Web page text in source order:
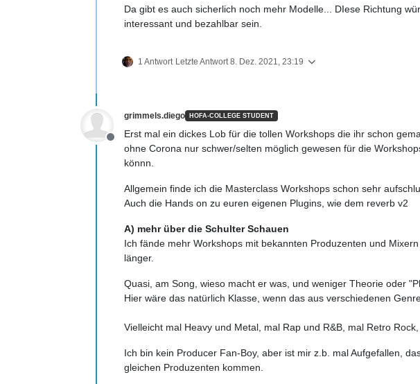
Da gibt es auch sicherlich noch mehr Modelle... DIese Richtung
interessant und bezahlbar sein.
1 Antwort Letzte Antwort 8. Dez. 2021, 23:19
Offline
grimmels.diego HOFA-COLLEGE STUDENT
Erst mal ein dickes Lob für die tollen Workshops die ihr schon
ohne Corona nur schwer/selten möglich gewesen für die
könnn.
Allgemein finde ich die Masterclass Workshops schon sehr
Auch die Hands on zu euren eigenen Plugins, wie dem reverb v2
A) mehr über die Schulter Schauen
Ich fände mehr Workshops mit bekannten Produzenten und
länger.
Quasi, am Song, wieso macht er was, und weniger Theorie oder
Hier wäre das natürlich Klasse, wenn das aus verschiedenen
Vielleicht mal Heavy und Metal, mal Rap und R&B, mal Retro
Ich bin kein Producer Fan-Boy, aber ist mir z.b. mal Aufgefallen,
gleichen Produzenten kommen.